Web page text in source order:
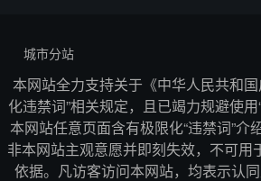
城市分站
本网站全力支持关于《中华人民共和
化违禁词”相关规定，且已竭力规避使
本网站任意页面含有极限化“违禁词”介
非本网站主观意愿并即刻失效，不可用
依据。凡访客访问本网站，均表示认同